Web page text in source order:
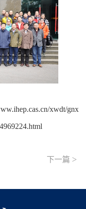
xwdt/gnx
下一篇 >